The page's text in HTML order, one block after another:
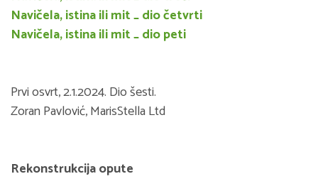
Navičela, istina ili mit _ dio četvrti
Navičela, istina ili mit _ dio peti
Prvi osvrt, 2.1.2024. Dio šesti.
Zoran Pavlović, MarisStella Ltd
Rekonstrukcija opute